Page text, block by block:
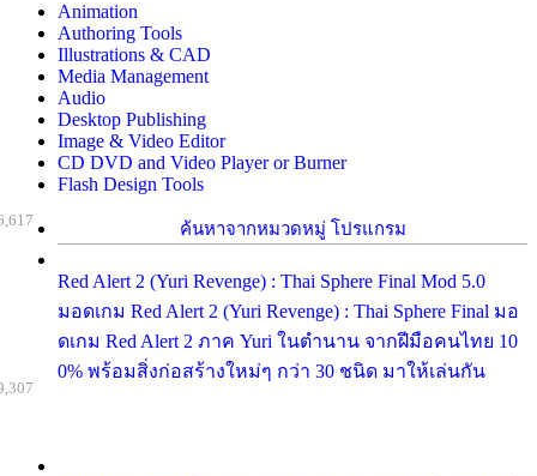
Animation
Authoring Tools
Illustrations & CAD
Media Management
Audio
Desktop Publishing
Image & Video Editor
CD DVD and Video Player or Burner
Flash Design Tools
ค้นหาจากหมวดหมู่ โปรแกรม
Red Alert 2 (Yuri Revenge) : Thai Sphere Final Mod 5.0
มอดเกม Red Alert 2 (Yuri Revenge) : Thai Sphere Final มอ
ดเกม Red Alert 2 ภาค Yuri ในตำนาน จากฝีมือคนไทย 10
0% พร้อมสิ่งก่อสร้างใหม่ๆ กว่า 30 ชนิด มาให้เล่นกัน